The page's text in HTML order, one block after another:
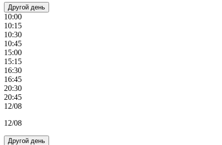
Другой день
10:00
10:15
10:30
10:45
15:00
15:15
16:30
16:45
20:30
20:45
12/08
12/08
Другой день